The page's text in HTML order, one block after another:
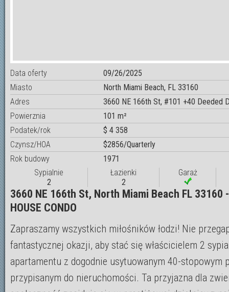
Data oferty
09/26/2025
Miasto
North Miami Beach, FL 33160
Adres
3660 NE 166th St, #101 +40 Deeded
Powierznia
101 m²
Podatek/rok
$ 4 358
Czynsz/HOA
$2856/Quarterly
Rok budowy
1971
Sypialnie
2
Łazienki
2
Garaż
3660 NE 166th St, North Miami Beach FL 33160
HOUSE CONDO
Zapraszamy wszystkich miłośników łodzi! Nie
fantastycznej okazji, aby stać się właścicielem 2
apartamentu z dogodnie usytuowanym 40-stopowym
przypisanym do nieruchomości. Ta przyjazna dla